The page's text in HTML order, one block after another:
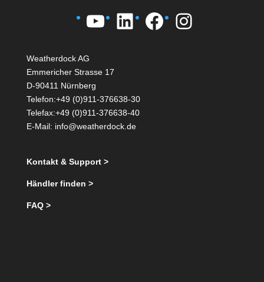
YouTube
LinkedIn
Facebook
Weatherdock AG
Emmericher Strasse 17
D-90411 Nürnberg
Telefon:+49 (0)911-376638-30
Telefax:+49 (0)911-376638-40
E-Mail: info@weatherdock.de
Kontakt & Support >
Händler finden >
FAQ >